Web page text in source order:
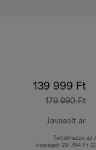
139 999 Ft
179 990 Ft
Javasolt ár
Tartalmazza az
összegét 29 764 Ft